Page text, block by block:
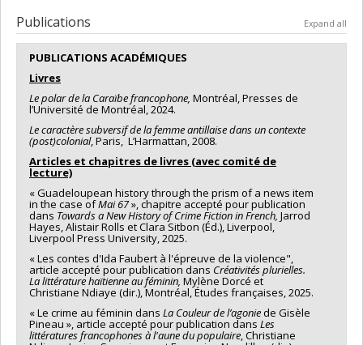
Société et culture (FQRSC)
Grant programs:PV113813-(NP) Soutien à la recherche pour la
relève professorale
Publications Expand all
PUBLICATIONS ACADÉMIQUES
Livres
Le polar de la Caraïbe francophone, Montréal, Presses de
l’Université de Montréal, 2024.
Le caractère subversif de la femme antillaise dans un contexte
(post)colonial, Paris, L’Harmattan, 2008.
Articles et chapitres de livres (avec comité de
lecture)
« Guadeloupean history through the prism of a news item
in the case ofMai 67», chapitre accepté pour publication
dans Towards a New History of Crime Fiction in French, Jarrod
Hayes, Alistair Rolls et Clara Sitbon (Éd.), Liverpool,
Liverpool Press University, 2025.
« Les contes d'Ida Faubert à l'épreuve de la violence",
article accepté pour publication dans Créativités plurielles.
La littérature haïtienne au féminin, Mylène Dorcé et
Christiane Ndiaye (dir.), Montréal, Études françaises, 2025.
« Le crime au féminin dans La Couleur de l’agoniede Gisèle
Pineau », article accepté pour publication dans Les
littératures francophones à l'aune du populaire, Christiane